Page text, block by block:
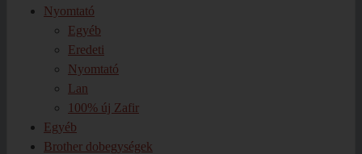
Nyomtató
Egyéb
Eredeti
Nyomtató
Lan
100% új Zafir
Egyéb
Brother dobegységek